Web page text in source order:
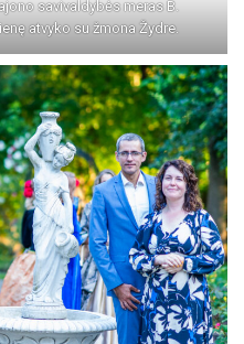
savivaldybės meras B.
atvyko su žmona Žydre.